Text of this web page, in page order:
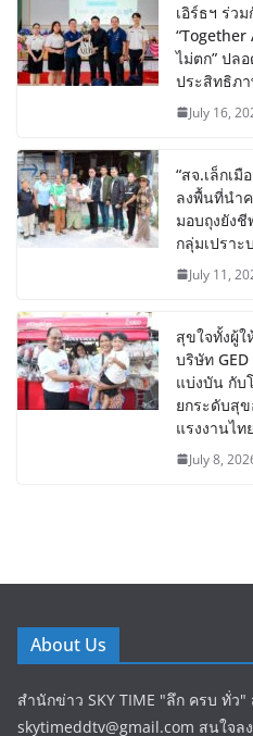
เอิร์ธฯ ร่ว
“Together
ไม่ตก” ปล
ประสิทธิภ
July 16,
“สจ.เล็กเ
ลงพื้นที่นำ
มอบถุงยังชี
กลุ่มเปราะ
July 11,
สุขใจทั้งผู้
บริษัท
แบ่งบัน​ กับ
ยกระดับสุ
แรงงานไ
July 8,
About Us
สำนักข่าว SKY TIME "ลึก ครบ ทั่ว
skytimeddtv@gmail.com สนใจ